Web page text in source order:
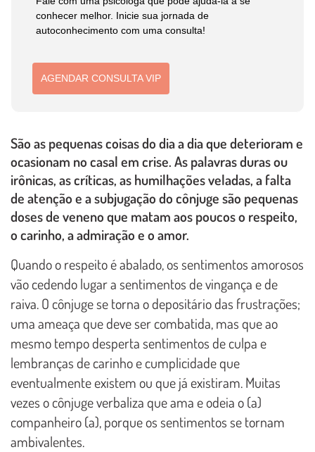
conhecer melhor. Inicie sua jornada de
autoconhecimento com uma consulta!
AGENDAR CONSULTA VIP
São as pequenas coisas do dia a dia que deterioram e
ocasionam no casal em crise. As palavras duras ou
irônicas, as críticas, as humilhações veladas, a falta
de atenção e a subjugação do cônjuge são pequenas
doses de veneno que matam aos poucos o respeito,
o carinho, a admiração e o amor.
Quando o respeito é abalado, os sentimentos amorosos
vão cedendo lugar a sentimentos de vingança e de
raiva. O cônjuge se torna o depositário das frustrações;
uma ameaça que deve ser combatida, mas que ao
mesmo tempo desperta sentimentos de culpa e
lembranças de carinho e cumplicidade que
eventualmente existem ou que já existiram. Muitas
vezes o cônjuge verbaliza que ama e odeia o (a)
companheiro (a), porque os sentimentos se tornam
ambivalentes.